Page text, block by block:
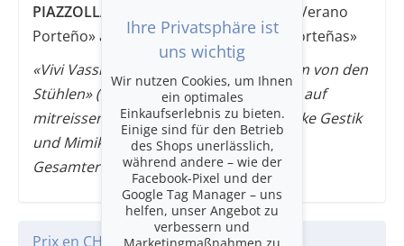
PIAZZOLLA
«Primavera Porteña» und «Verano
Porteño» aus «Las Cuatro Estaciones Porteñas»
«Vivi Vassilevas Spiel reisst das Publikum von den
Stühlen» (Donaukurier). Freuen Sie sich auf
mitreissende Rhythmen, ausdrucksstarke Gestik
und Mimik sowie pure Energie, ein
Gesamterlebnis!
Prix en CHF
Ihre Privatsphäre ist
uns wichtig
Wir nutzen Cookies, um Ihnen
ein optimales
Einkaufserlebnis zu bieten.
Einige sind für den Betrieb
des Shops unerlässlich,
während andere – wie der
Facebook-Pixel und der
Google Tag Manager – uns
helfen, unser Angebot zu
verbessern und